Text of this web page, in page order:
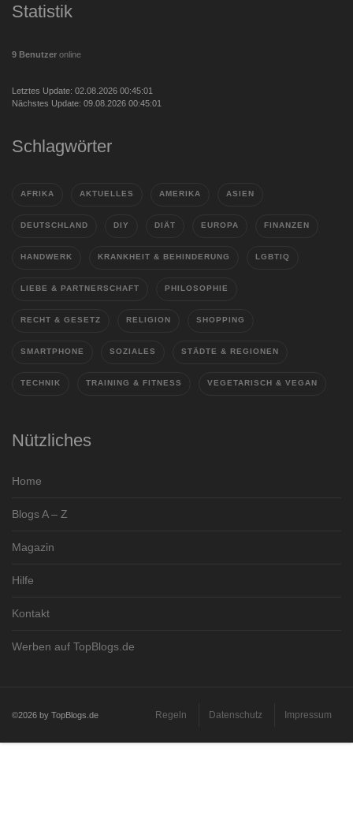
Statistik
9 Benutzer online
Letztes Update: 02.08.2026 00:45:01
Nächstes Update: 09.08.2026 00:45:01
Schlagwörter
AFRIKA AKTUELLES AMERIKA ASIEN
DEUTSCHLAND DIY DIÄT EUROPA FINANZEN
HANDWERK KRANKHEIT & BEHINDERUNG LGBTIQ
LIEBE & PARTNERSCHAFT PHILOSOPHIE
RECHT & GESETZ RELIGION SHOPPING
SMARTPHONE SOZIALES STÄDTE & REGIONEN
TECHNIK TRAINING & FITNESS VEGETARISCH & VEGAN
Nützliches
Home
Blogs A – Z
Magazin
Hilfe
Kontakt
Werben auf TopBlogs.de
©2026 by TopBlogs.de Regeln Datenschutz Impressum